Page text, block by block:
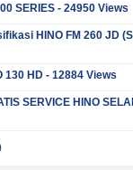
SERIES - 24950 Views
HINO FM 260 JD
130 HD - 12884 Views
SERVICE HINO